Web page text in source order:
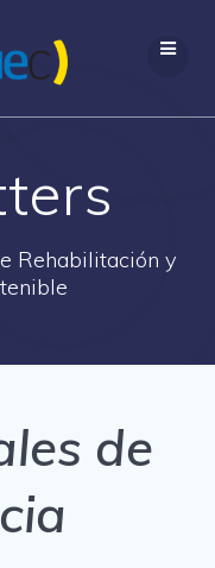
Rehabilitación y
de